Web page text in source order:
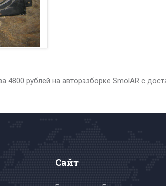
4800 рублей на авторазборке SmolAR с
Сайт